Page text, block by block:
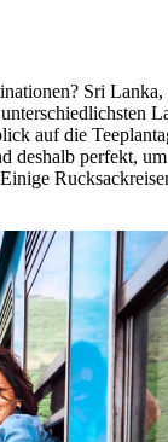
Sri
auf die
deshalb perfekt,